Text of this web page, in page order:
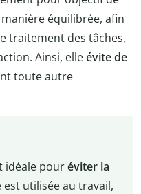
équilibrée, afin
traitement des tâches,
Ainsi, elleévite de
toute autre
idéale pouréviter la
est utilisée au travail,